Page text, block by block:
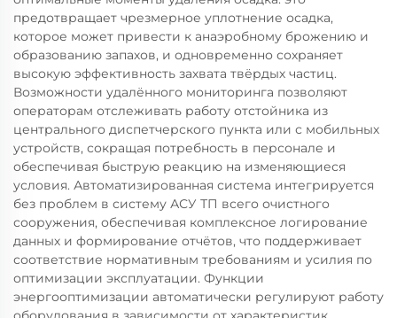
предотвращает чрезмерное уплотнение осадка,
которое может привести к анаэробному брожению и
образованию запахов, и одновременно сохраняет
высокую эффективность захвата твёрдых частиц.
Возможности удалённого мониторинга позволяют
операторам отслеживать работу отстойника из
центрального диспетчерского пункта или с мобильных
устройств, сокращая потребность в персонале и
обеспечивая быструю реакцию на изменяющиеся
условия. Автоматизированная система интегрируется
без проблем в систему АСУ ТП всего очистного
сооружения, обеспечивая комплексное логирование
данных и формирование отчётов, что поддерживает
соответствие нормативным требованиям и усилия по
оптимизации эксплуатации. Функции
энергооптимизации автоматически регулируют работу